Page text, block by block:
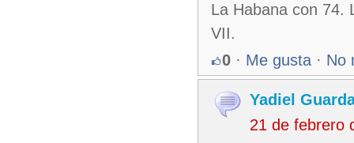
La Habana con 74.
VII.
0 · Me gusta · No
Yadiel
21 de febrero